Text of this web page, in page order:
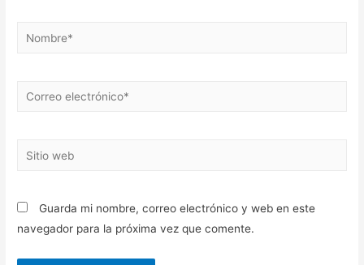
Nombre*
Correo
Sitio
Guarda mi nombre, correo electrónico y web en este
navegador para la próxima vez que comente.